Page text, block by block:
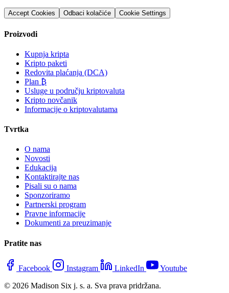
Accept Cookies Odbaci kolačiće Cookie Settings
Proizvodi
Kupnja kripta
Kripto paketi
Redovita plaćanja (DCA)
Plan ₿
Usluge u području kriptovaluta
Kripto novčanik
Informacije o kriptovalutama
Tvrtka
O nama
Novosti
Edukacija
Kontaktirajte nas
Pisali su o nama
Sponzoriramo
Partnerski program
Pravne informacije
Dokumenti za preuzimanje
Pratite nas
Facebook Instagram LinkedIn
Youtube
© 2026 Madison Six j. s. a. Sva prava pridržana.